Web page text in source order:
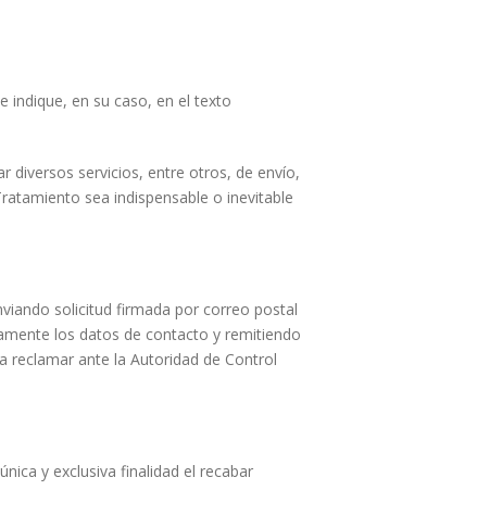
indique, en su caso, en el texto
diversos servicios, entre otros, de envío,
sea indispensable o inevitable
solicitud firmada por correo postal
los datos de contacto y remitiendo
reclamar ante la Autoridad de Control
y exclusiva finalidad el recabar